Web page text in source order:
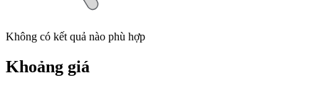
Không có kết quả nào phù hợp
Khoảng giá